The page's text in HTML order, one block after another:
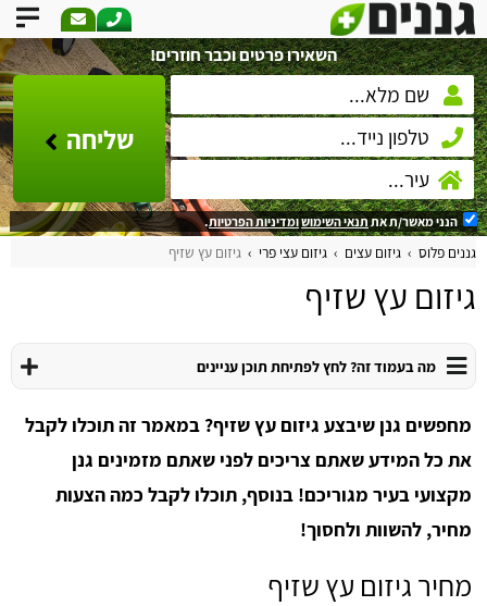
השאירו פרטים וכבר חוזרים!
שליחה
הנני מאשר/ת אתתנאי השימושומדיניות הפרטיות.
גננים פלוס גיזום עצים גיזום עצי פרי גיזום עץ שזיף
גיזום עץ שזיף
מה בעמוד זה? לחץ לפתיחת תוכן עניינים
מחפשים גנן שיבצע גיזום עץ שזיף? במאמר זה תוכלו לקבל
את כל המידע שאתם צריכים לפני שאתם מזמינים גנן
מקצועי בעיר מגוריכם! בנוסף, תוכלו לקבל כמה הצעות
מחיר, להשוות ולחסוך!
מחיר גיזום עץ שזיף